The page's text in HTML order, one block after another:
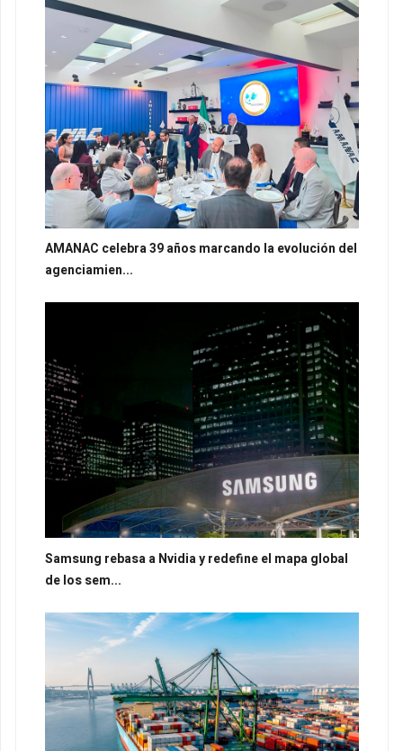
AMANAC celebra 39 años marcando la evolución del
agenciamien...
Samsung rebasa a Nvidia y redefine el mapa global
de los sem...